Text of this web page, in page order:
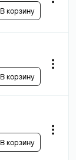
В корзину
В корзину
В корзину